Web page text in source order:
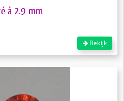
à 2.9 mm
Bekijk